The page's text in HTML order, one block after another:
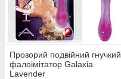
Прозорий подвійний гнучкий
фалоімітатор Galaxia
Lavender